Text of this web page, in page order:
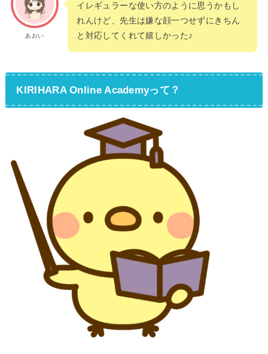
あおい
イレギュラーな使い方のように思うかもし
れんけど、先生は嫌な顔一つせずにきちん
と対応してくれて嬉しかった♪
KIRIHARA Online Academyって？